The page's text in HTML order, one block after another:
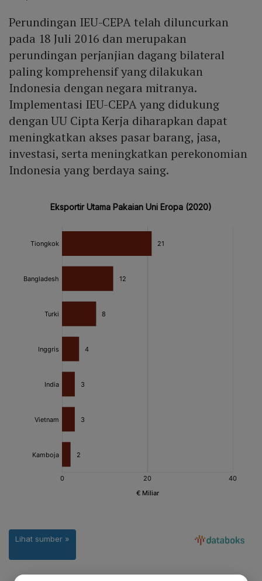
Perundingan IEU-CEPA telah diluncurkan
pada 18 Juli 2016 dan merupakan
perundingan perjanjian dagang bilateral
paling komprehensif yang dilakukan
Indonesia dengan negara mitranya.
Implementasi IEU-CEPA yang didukung
dengan UU Cipta Kerja diharapkan dapat
meningkatkan akses pasar barang, jasa,
investasi, serta meningkatkan perekonomian
Indonesia yang berdaya saing.